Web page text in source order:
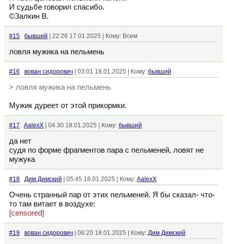
И судьбе говорил спасибо.
©Залкин В.
#15 бывший | 22:26 17.01.2025 | Кому: Всем
ловля мужика на пельмень
#16 вован сидорович | 03:01 18.01.2025 | Кому: бывший
> ловля мужика на пельмень
Мужик дуреет от этой прикормки.
#17 AalexX | 04:30 18.01.2025 | Кому: бывший
да нет
судя по форме фрагментов пара с пельменей, ловят не
мужука
#18 Дим Димский | 05:45 18.01.2025 | Кому: AalexX
Очень странный пар от этих пельменей. Я бы сказал- что-
то там витает в воздухе:
[censored]
#19 вован сидорович | 06:20 18.01.2025 | Кому: Дим Димский